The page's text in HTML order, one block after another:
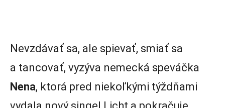
Nevzdávať sa, ale spievať, smiať sa
a tancovať, vyzýva nemecká speváčka
Nena, ktorá pred niekoľkými týždňami